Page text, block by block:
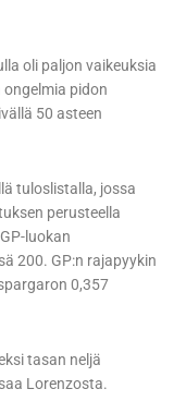
oli paljon vaikeuksia
pidon
50 asteen
tuloslistalla, jossa
perusteella
luokan
200. GP:n rajapyykin
0,357
tasan neljä
Lorenzosta.